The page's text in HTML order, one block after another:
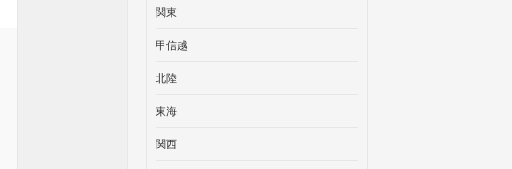
関東
甲信越
北陸
東海
関西